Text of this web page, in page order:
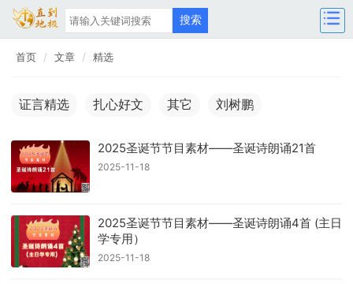
首页 文章 精选
证言精选 扎心好文 其它 刘树鹏
​​2025圣诞节节目素材——圣诞诗朗诵21首
2025-11-18
2025圣诞节节目素材——圣诞诗朗诵4首 (主日
学专用）
2025-11-18